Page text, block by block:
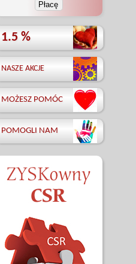
1.5 %
NASZE AKCJE
MOŻESZ POMÓC
POMOGLI NAM